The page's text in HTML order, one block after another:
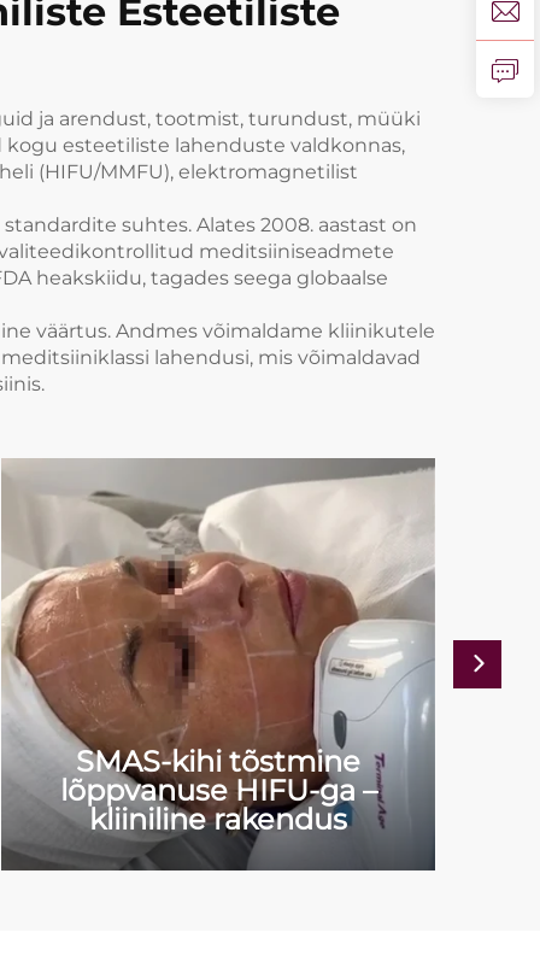
Esteetiliste
ja arendust, tootmist, turundust, müüki
esteetiliste lahenduste valdkonnas,
(HIFU/MMFU), elektromagnetilist
suhtes. Alates 2008. aastast on
meditsiiniseadmete
heakskiidu, tagades seega globaalse
väärtus. Andmes võimaldame kliinikutele
lahendusi, mis võimaldavad
SMAS-kihi tõstmine
lõppvanuse HIFU-ga –
kliiniline rakendus